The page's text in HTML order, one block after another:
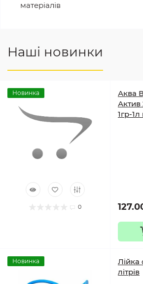
матеріалів
Наші новинки
Новинка
0
Аква
Актив
1гр-
Новинка
Лійка
літрів